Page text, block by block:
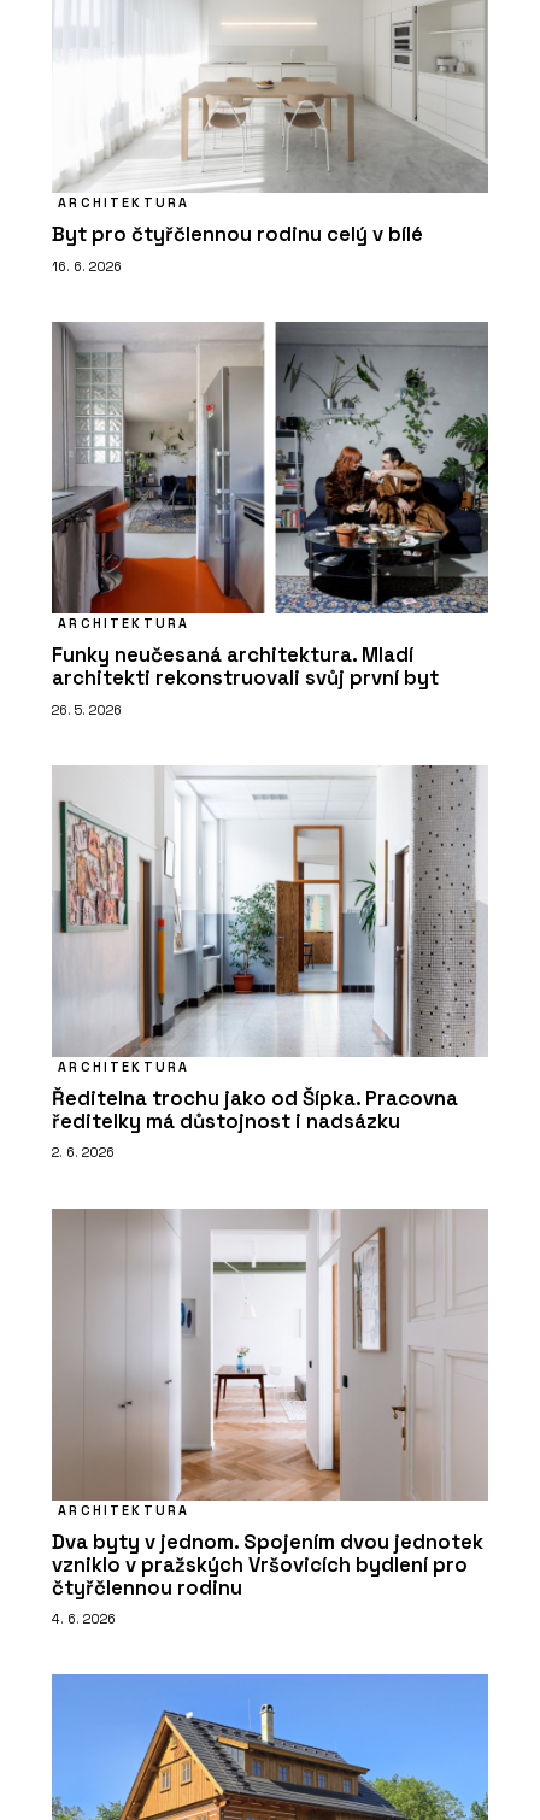
ARCHITEKTURA
Byt pro čtyřčlennou rodinu celý v bílé
16. 6. 2026
ARCHITEKTURA
Funky neučesaná architektura. Mladí
architekti rekonstruovali svůj první byt
26. 5. 2026
ARCHITEKTURA
Ředitelna trochu jako od Šípka. Pracovna
ředitelky má důstojnost i nadsázku
2. 6. 2026
ARCHITEKTURA
Dva byty v jednom. Spojením dvou jednotek
vzniklo v pražských Vršovicích bydlení pro
čtyřčlennou rodinu
4. 6. 2026